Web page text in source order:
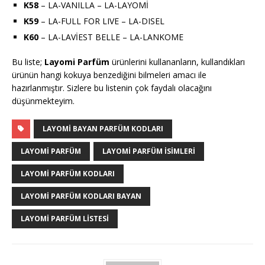
K58 – LA-VANILLA – LA-LAYOMİ
K59– LA-FULL FOR LIVE – LA-DISEL
K60 – LA-LAVİEST BELLE – LA-LANKOME
Bu liste; Layomi Parfüm ürünlerini kullananların, kullandıkları
ürünün hangi kokuya benzediğini bilmeleri amacı ile
hazırlanmıştır. Sizlere bu listenin çok faydalı olacağını
düşünmekteyim.
LAYOMI BAYAN PARFÜM KODLARI
LAYOMI PARFÜM LAYOMI PARFÜM ISIMLERI
LAYOMI PARFÜM KODLARI
LAYOMI PARFÜM KODLARI BAYAN
LAYOMI PARFÜM LISTESI